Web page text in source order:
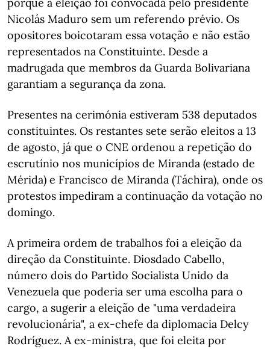
Nicolás Maduro sem um referendo prévio. Os
opositores boicotaram essa votação e não estão
representados na Constituinte. Desde a
madrugada que membros da Guarda Bolivariana
garantiam a segurança da zona.
Presentes na cerimónia estiveram 538 deputados
constituintes. Os restantes sete serão eleitos a 13
de agosto, já que o CNE ordenou a repetição do
escrutínio nos municípios de Miranda (estado de
Mérida) e Francisco de Miranda (Táchira), onde os
protestos impediram a continuação da votação no
domingo.
A primeira ordem de trabalhos foi a eleição da
direção da Constituinte. Diosdado Cabello,
número dois do Partido Socialista Unido da
Venezuela que poderia ser uma escolha para o
cargo, a sugerir a eleição de "uma verdadeira
revolucionária", a ex-chefe da diplomacia Delcy
Rodríguez. A ex-ministra, que foi eleita por